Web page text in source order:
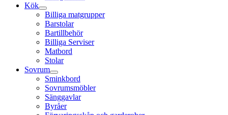
Kök
Billiga matgrupper
Barstolar
Bartillbehör
Billiga Serviser
Matbord
Stolar
Sovrum
Sminkbord
Sovrumsmöbler
Sänggavlar
Byråer